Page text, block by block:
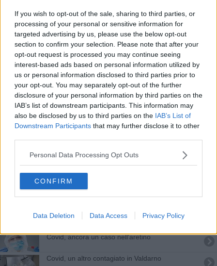
If you wish to opt-out of the sale, sharing to third parties, or
processing of your personal or sensitive information for
targeted advertising by us, please use the below opt-out
section to confirm your selection. Please note that after your
opt-out request is processed you may continue seeing
interest-based ads based on personal information utilized by
us or personal information disclosed to third parties prior to
your opt-out. You may separately opt-out of the further
disclosure of your personal information by third parties on the
IAB’s list of downstream participants. This information may
also be disclosed by us to third parties on the IAB’s List of
Downstream Participants that may further disclose it to other
Personal Data Processing Opt Outs
CONFIRM
Data Deletion Data Access Privacy Policy
Pnrr e strutture sanitarie aretine, ecco le novità
Covid, altri 612 aretini contagiati e 1 decesso
Incendio in cucina, uomo trovato privo di sensi
Covid, 518 nuovi casi nell'Aretino, ecco dove
Covid, altri 241 casi nell'Aretino, più ricoverati
Covid, altri 372 casi nell'Aretino in 24 ore
Pile apparecchi acustici, niente consegna a casa
Tre incidenti sull'A1, code e feriti, uno è
gravissimo
Usl, gli orari degli uffici durante le feste
Covid, ancora un caso nell'aretino
Covid, un altro contagiato in Valdarno